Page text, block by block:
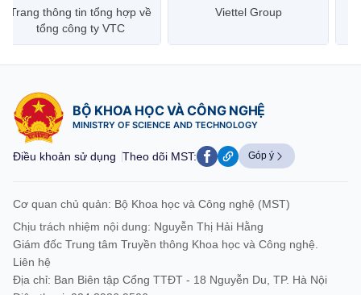
Trang thông tin tổng hợp về
tổng công ty VTC
Viettel Group
BỘ KHOA HỌC VÀ CÔNG NGHỆ
MINISTRY OF SCIENCE AND TECHNOLOGY
Điều khoản sử dụng Theo dõi MST: Góp ý
Cơ quan chủ quản: Bộ Khoa học và Công nghệ (MST)
Chịu trách nhiệm nội dung: Nguyễn Thị Hải Hằng
Giám đốc Trung tâm Truyền thông Khoa học và Công nghệ.
Liên hệ
Địa chỉ: Ban Biên tập Cổng TTĐT - 18 Nguyễn Du, TP. Hà Nội